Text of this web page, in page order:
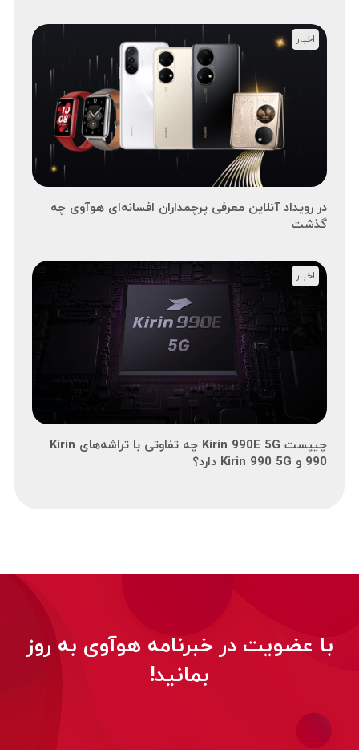
در رویداد آنلاین معرفی پرچمداران افسانه‌ای هوآوی چه
گذشت
اخبار
چیپست Kirin 990E 5G چه تفاوتی با تراشه‌های Kirin
990 و Kirin 990 5G دارد؟
اخبار
با عضویت در خبرنامه هوآوی به روز
بمانید!